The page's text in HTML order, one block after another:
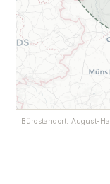
Bürostandort: August-